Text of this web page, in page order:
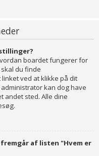
boardet fungerer for
du finde
ved at klikke på dit
kan dog have
andet sted. Alle dine
af listen "Hvem er